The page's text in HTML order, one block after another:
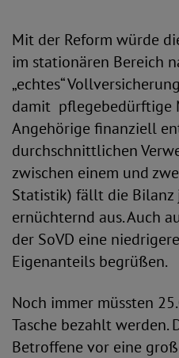
Mit der Reform würde
im stationären Bereich
„echtes“
damit pflegebedürftige
Angehörige finanziell
durchschnittlichen
zwischen einem und
Statistik) fällt die Bilanz
ernüchternd aus. Auch
der SoVD eine
Eigenanteils begrüßen.
Noch immer müssten
Tasche bezahlt werden.
Betroffene vor eine